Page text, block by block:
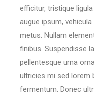
efficitur, tristique
augue ipsum,
metus. Nullam
finibus. Suspendisse
pellentesque urna
ultricies mi sed lorem
fermentum. Donec